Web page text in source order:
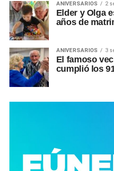
ANIVERSARIOS 2
Elder y Olga
años de
ANIVERSARIOS 3
El famoso
cumplió los